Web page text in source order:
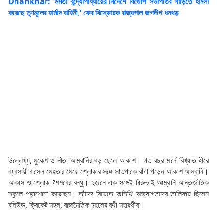
করেছে তৃণমূলের হার্মাদ বাহিনী,’ ফের বিস্ফোরক রাজ্যপাল জগদীপ ধনখড়
উল্লেখ্য, মুকেশ ও নীতা আম্বানির বড় ছেলে আকাশ। গত বছর মার্চে বিখ্যাত হীরে
ব্যবসায়ী রাসেল মেহতার মেয়ে শ্লোকার সঙ্গে সাতপাকে বাঁধা পড়েন আকাশ আম্বানি।
আকাস ও শ্লোকা শৈশবের বন্ধু। দুজনে এক সঙ্গেই ধিরুভাই আম্বানি আন্তর্জাতিক
স্কুলে পড়াশোনা করেছেন। তাঁদের বিয়েতে অতিথি অভ্যাগতদের তালিকায় ছিলেন
বলিউড, ক্রিকেট মহল, রাজনৈতিক মহলের রথী মহারথীরা।